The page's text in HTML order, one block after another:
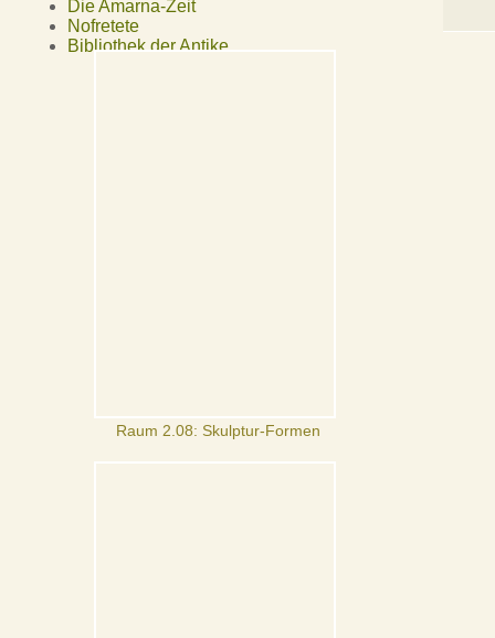
Die Amarna-Zeit
Nofretete
Bibliothek der Antike
Raum 2.08: Skulptur-Formen